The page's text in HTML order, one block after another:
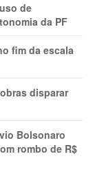
de
da PF
fim da escala
disparar
Bolsonaro
rombo de R$